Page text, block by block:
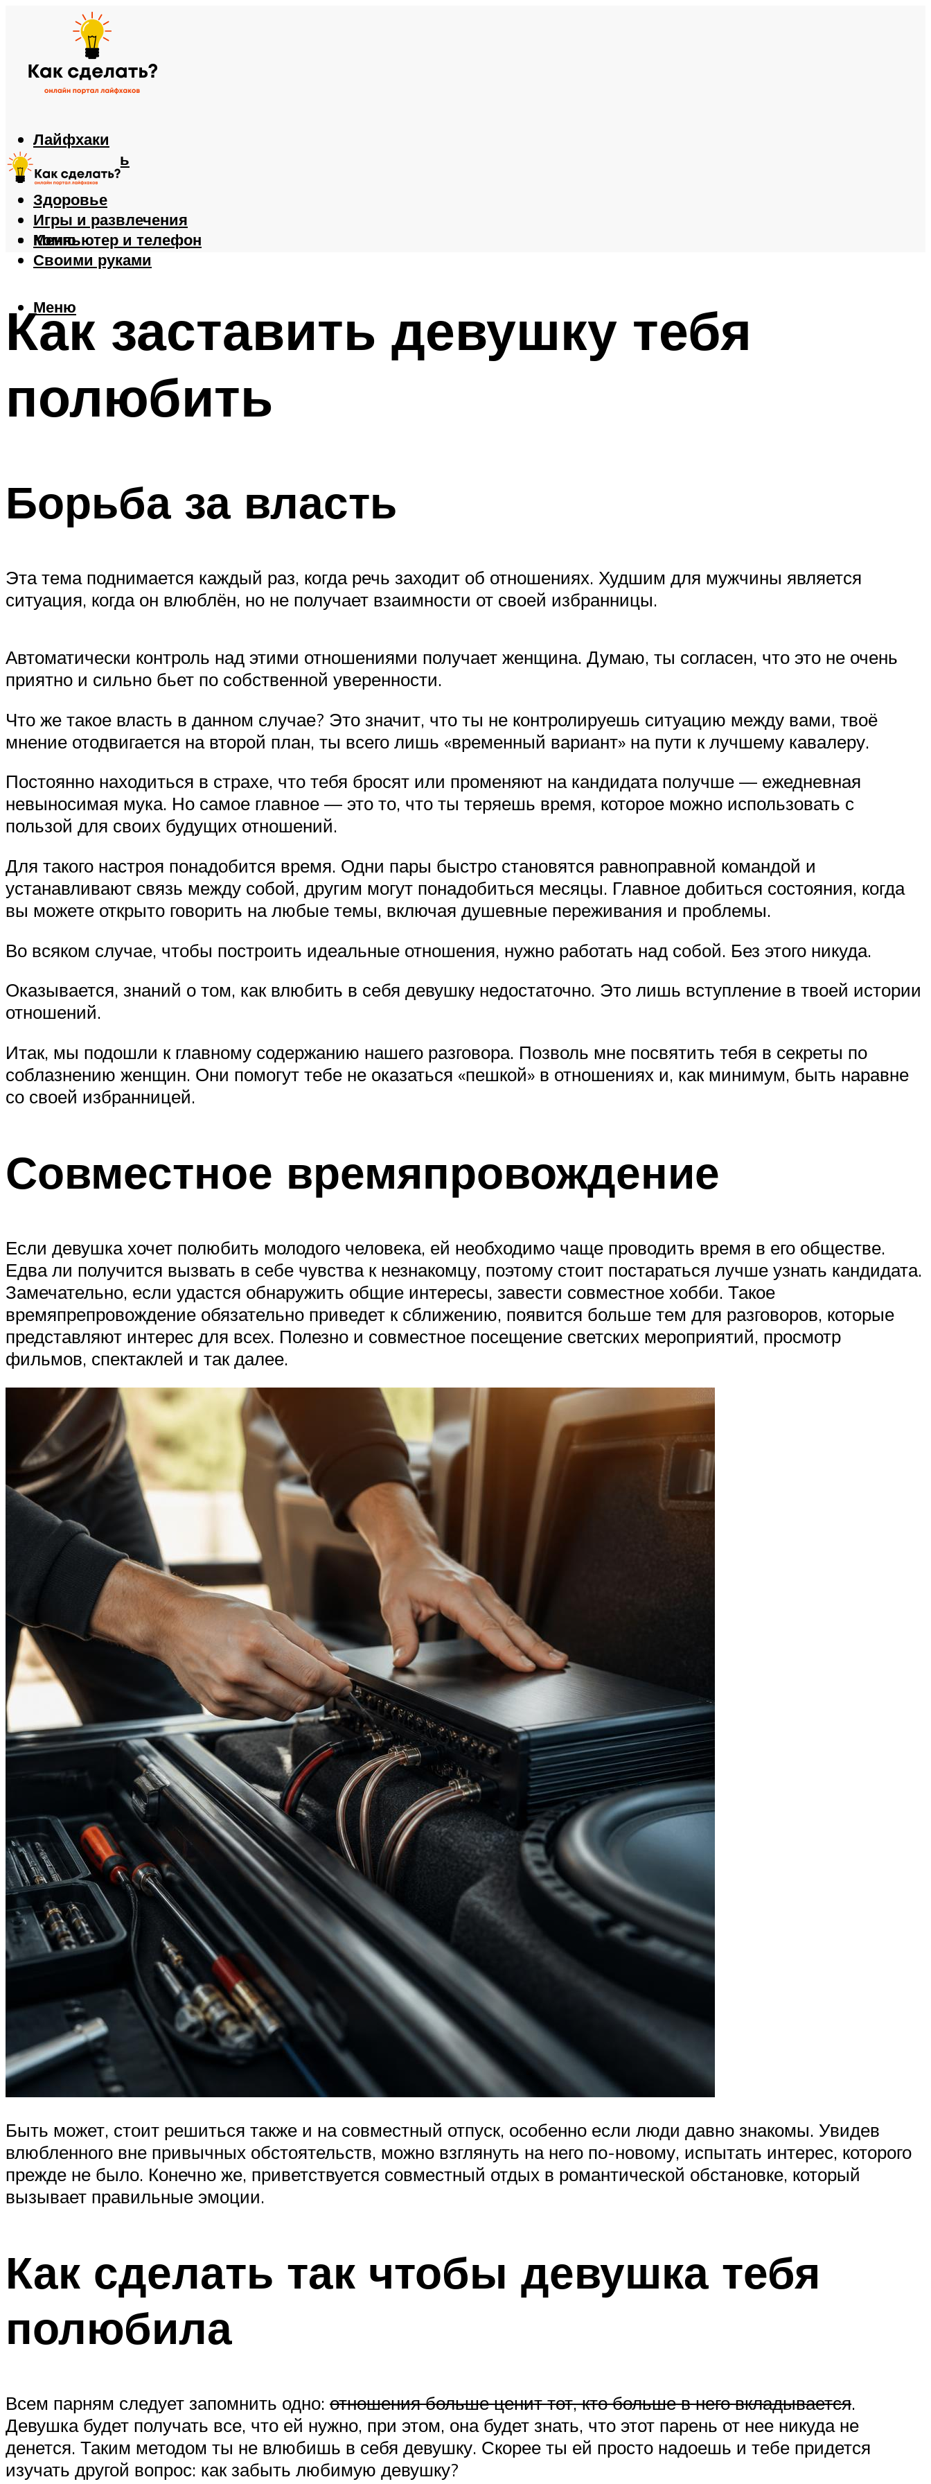
Лайфхаки
Автомобиль
Еда
Здоровье
Игры и развлечения
Компьютер и телефон
Своими руками
Меню
Меню
Как заставить девушку тебя
полюбить
Борьба за власть
Эта тема поднимается каждый раз, когда речь заходит об отношениях. Худшим для мужчины является
ситуация, когда он влюблён, но не получает взаимности от своей избранницы.
Автоматически контроль над этими отношениями получает женщина. Думаю, ты согласен, что это не очень
приятно и сильно бьет по собственной уверенности.
Что же такое власть в данном случае? Это значит, что ты не контролируешь ситуацию между вами, твоё
мнение отодвигается на второй план, ты всего лишь «временный вариант» на пути к лучшему кавалеру.
Постоянно находиться в страхе, что тебя бросят или променяют на кандидата получше — ежедневная
невыносимая мука. Но самое главное — это то, что ты теряешь время, которое можно использовать с
пользой для своих будущих отношений.
Для такого настроя понадобится время. Одни пары быстро становятся равноправной командой и
устанавливают связь между собой, другим могут понадобиться месяцы. Главное добиться состояния, когда
вы можете открыто говорить на любые темы, включая душевные переживания и проблемы.
Во всяком случае, чтобы построить идеальные отношения, нужно работать над собой. Без этого никуда.
Оказывается, знаний о том, как влюбить в себя девушку недостаточно. Это лишь вступление в твоей истории
отношений.
Итак, мы подошли к главному содержанию нашего разговора. Позволь мне посвятить тебя в секреты по
соблазнению женщин. Они помогут тебе не оказаться «пешкой» в отношениях и, как минимум, быть наравне
со своей избранницей.
Совместное времяпровождение
Если девушка хочет полюбить молодого человека, ей необходимо чаще проводить время в его обществе.
Едва ли получится вызвать в себе чувства к незнакомцу, поэтому стоит постараться лучше узнать кандидата.
Замечательно, если удастся обнаружить общие интересы, завести совместное хобби. Такое
времяпрепровождение обязательно приведет к сближению, появится больше тем для разговоров, которые
представляют интерес для всех. Полезно и совместное посещение светских мероприятий, просмотр
фильмов, спектаклей и так далее.
Быть может, стоит решиться также и на совместный отпуск, особенно если люди давно знакомы. Увидев
влюбленного вне привычных обстоятельств, можно взглянуть на него по-новому, испытать интерес, которого
прежде не было. Конечно же, приветствуется совместный отдых в романтической обстановке, который
вызывает правильные эмоции.
Как сделать так чтобы девушка тебя
полюбила
Всем парням следует запомнить одно: отношения больше ценит тот, кто больше в него вкладывается.
Девушка будет получать все, что ей нужно, при этом, она будет знать, что этот парень от нее никуда не
денется. Таким методом ты не влюбишь в себя девушку. Скорее ты ей просто надоешь и тебе придется
изучать другой вопрос: как забыть любимую девушку?